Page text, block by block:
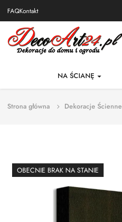
FAQKontakt
NA ŚCIANĘ
Strona główna Dekoracje Ścienne
OBECNIE BRAK NA STANIE